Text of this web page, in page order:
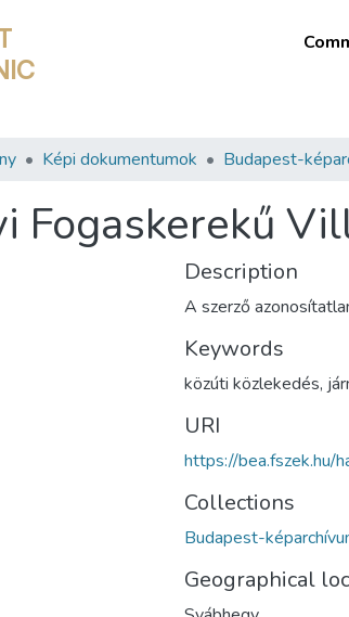
Képi dokumentumok Budapest-
Fogaskerekű
Description
A szerző
Keywords
közúti közlekedés,
URI
https://
Collections
Budapest-
Geographical